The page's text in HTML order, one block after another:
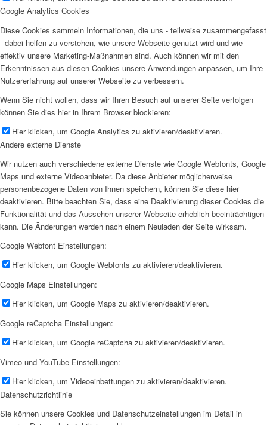
Google Analytics Cookies
Diese Cookies sammeln Informationen, die uns - teilweise zusammengefasst
- dabei helfen zu verstehen, wie unsere Webseite genutzt wird und wie
effektiv unsere Marketing-Maßnahmen sind. Auch können wir mit den
Erkenntnissen aus diesen Cookies unsere Anwendungen anpassen, um Ihre
Nutzererfahrung auf unserer Webseite zu verbessern.
Wenn Sie nicht wollen, dass wir Ihren Besuch auf unserer Seite verfolgen
können Sie dies hier in Ihrem Browser blockieren:
Hier klicken, um Google Analytics zu aktivieren/deaktivieren.
Andere externe Dienste
Wir nutzen auch verschiedene externe Dienste wie Google Webfonts, Google
Maps und externe Videoanbieter. Da diese Anbieter möglicherweise
personenbezogene Daten von Ihnen speichern, können Sie diese hier
deaktivieren. Bitte beachten Sie, dass eine Deaktivierung dieser Cookies die
Funktionalität und das Aussehen unserer Webseite erheblich beeinträchtigen
kann. Die Änderungen werden nach einem Neuladen der Seite wirksam.
Google Webfont Einstellungen:
Hier klicken, um Google Webfonts zu aktivieren/deaktivieren.
Google Maps Einstellungen:
Hier klicken, um Google Maps zu aktivieren/deaktivieren.
Google reCaptcha Einstellungen:
Hier klicken, um Google reCaptcha zu aktivieren/deaktivieren.
Vimeo und YouTube Einstellungen:
Hier klicken, um Videoeinbettungen zu aktivieren/deaktivieren.
Datenschutzrichtlinie
Sie können unsere Cookies und Datenschutzeinstellungen im Detail in